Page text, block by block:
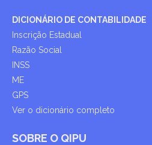
DICIONÁRIO DE CONTABILIDADE
Inscrição Estadual
Razão Social
INSS
ME
GPS
Ver o dicionário completo
SOBRE O QIPU